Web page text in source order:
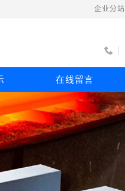
企业分站
在线留言